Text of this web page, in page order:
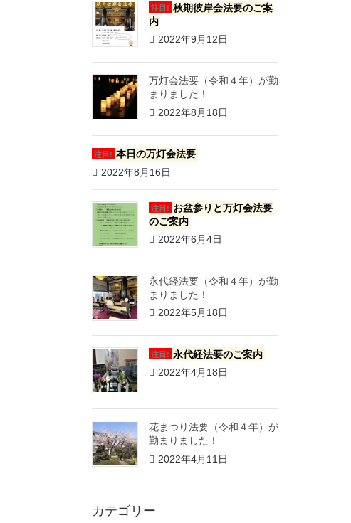
注目! 秋期彼岸会法要のご案
内
2022年9月12日
万灯会法要（令和４年）が勤
まりました！
2022年8月18日
注目! 本日の万灯会法要
2022年8月16日
注目! お盆参りと万灯会法要
のご案内
2022年6月4日
永代経法要（令和４年）が勤
まりました！
2022年5月18日
注目! 永代経法要のご案内
2022年4月18日
花まつり法要（令和４年）が
勤まりました！
2022年4月11日
カテゴリー